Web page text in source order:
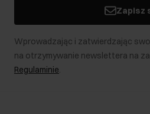
Zapisz
Wprowadzając i zatwierdzając
na otrzymywanie newslettera na
Regulaminie.